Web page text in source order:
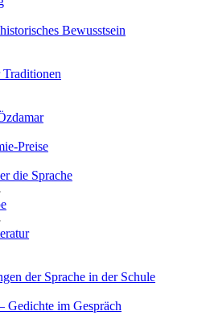
Bewusstsein
Preise
die Sprache
der Sprache in der Schule
Gedichte im Gespräch